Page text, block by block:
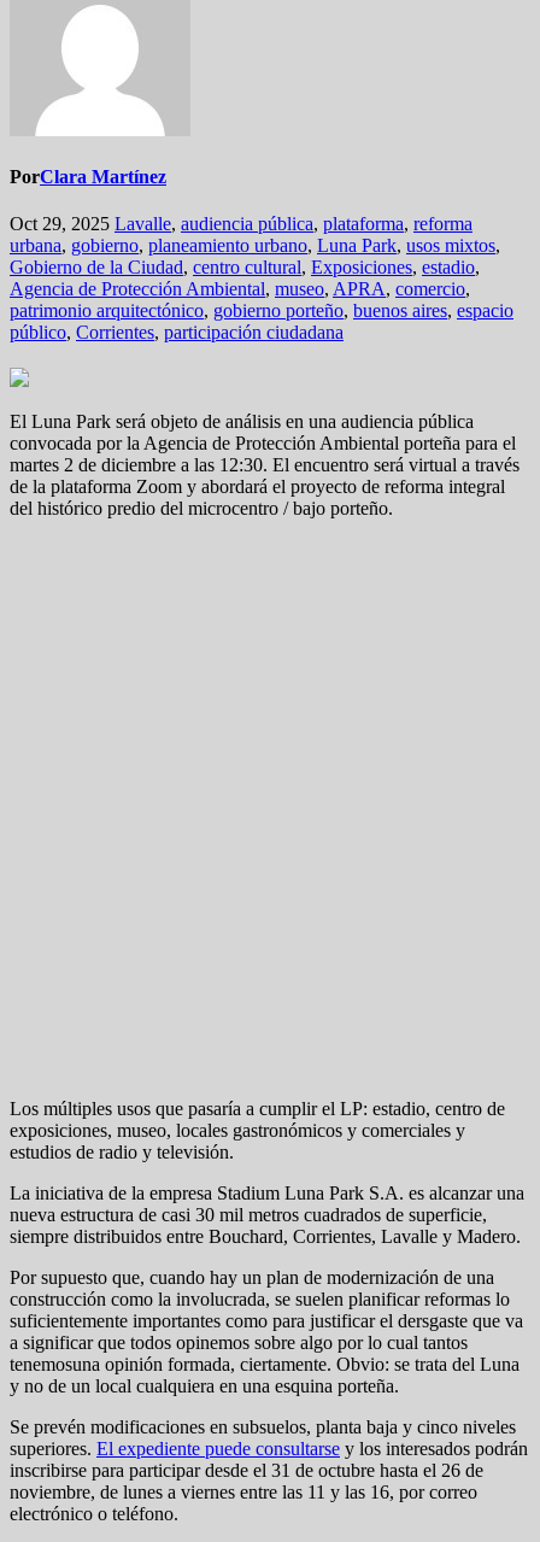
PorClara Martínez
Oct 29, 2025 Lavalle, audiencia pública, plataforma, reforma
urbana, gobierno, planeamiento urbano, Luna Park, usos mixtos,
Gobierno de la Ciudad, centro cultural, Exposiciones, estadio,
Agencia de Protección Ambiental, museo, APRA, comercio,
patrimonio arquitectónico, gobierno porteño, buenos aires, espacio
público, Corrientes, participación ciudadana
El Luna Park será objeto de análisis en una audiencia pública
convocada por la Agencia de Protección Ambiental porteña para el
martes 2 de diciembre a las 12:30. El encuentro será virtual a través
de la plataforma Zoom y abordará el proyecto de reforma integral
del histórico predio del microcentro / bajo porteño.
Los múltiples usos que pasaría a cumplir el LP: estadio, centro de
exposiciones, museo, locales gastronómicos y comerciales y
estudios de radio y televisión.
La iniciativa de la empresa Stadium Luna Park S.A. es alcanzar una
nueva estructura de casi 30 mil metros cuadrados de superficie,
siempre distribuidos entre Bouchard, Corrientes, Lavalle y Madero.
Por supuesto que, cuando hay un plan de modernización de una
construcción como la involucrada, se suelen planificar reformas lo
suficientemente importantes como para justificar el dersgaste que va
a significar que todos opinemos sobre algo por lo cual tantos
tenemosuna opinión formada, ciertamente. Obvio: se trata del Luna
y no de un local cualquiera en una esquina porteña.
Se prevén modificaciones en subsuelos, planta baja y cinco niveles
superiores. El expediente puede consultarse y los interesados podrán
inscribirse para participar desde el 31 de octubre hasta el 26 de
noviembre, de lunes a viernes entre las 11 y las 16, por correo
electrónico o teléfono.